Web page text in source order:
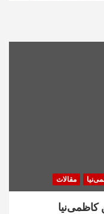
مقالات